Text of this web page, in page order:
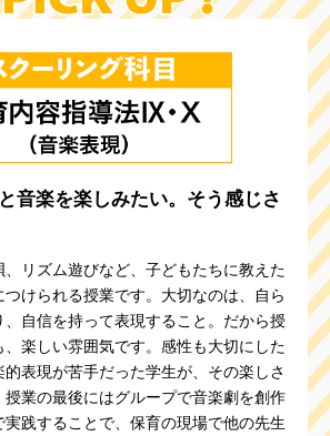
音楽を楽しみたい。そう感じさ
リズム遊びなど、子どもたちに教えた
けられる授業です。大切なのは、自ら
自信を持って表現すること。だから授
楽しい雰囲気です。感性も大切にした
表現が苦手だった学生が、その楽しさ
授業の最後にはグループで音楽劇を創作
実践することで、保育の現場で他の先生